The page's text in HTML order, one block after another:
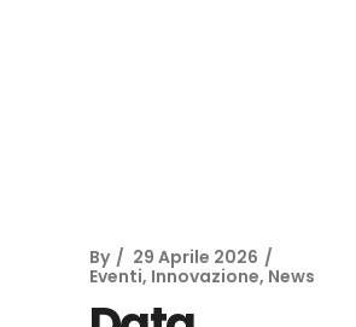
By
29 Aprile 2026
Eventi, Innovazione, News